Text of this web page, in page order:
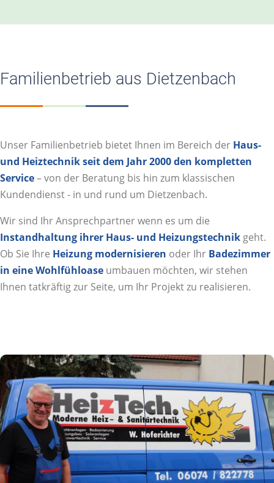
Familienbetrieb aus Dietzenbach
Unser Familienbetrieb bietet Ihnen im Bereich der Haus-
und Heiztechnik seit dem Jahr 2000 den kompletten
Service– von der Beratung bis hin zum klassischen
Kundendienst - in und rund um Dietzenbach.
Wir sind Ihr Ansprechpartner wenn es um die
Instandhaltung ihrer Haus- und Heizungstechnik geht.
Ob Sie Ihre Heizung modernisieren oder Ihr Badezimmer
in eine Wohlfühloase umbauen möchten, wir stehen
Ihnen tatkräftig zur Seite, um Ihr Projekt zu realisieren.